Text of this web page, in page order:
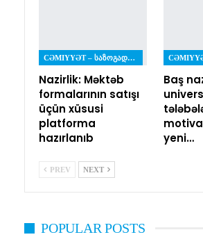
CƏMIYYƏT – ᲡᲐᲖᲝᲒᲐᲓᲝᲔᲑᲐ
Nazirlik: Məktəb
formalarının satışı
üçün xüsusi
platforma
hazırlanıb
Baş
yeni…
PREV NEXT
POPULAR POSTS